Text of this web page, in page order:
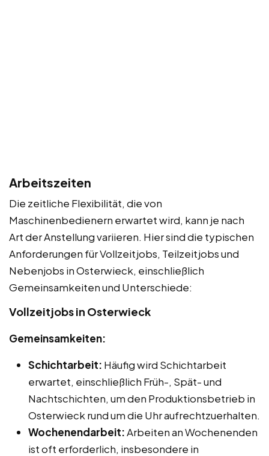
Arbeitszeiten
Die zeitliche Flexibilität, die von
Maschinenbedienern erwartet wird, kann je nach
Art der Anstellung variieren. Hier sind die typischen
Anforderungen für Vollzeitjobs, Teilzeitjobs und
Nebenjobs in Osterwieck, einschließlich
Gemeinsamkeiten und Unterschiede:
Vollzeitjobs in Osterwieck
Gemeinsamkeiten:
Schichtarbeit: Häufig wird Schichtarbeit
erwartet, einschließlich Früh-, Spät- und
Nachtschichten, um den Produktionsbetrieb in
Osterwieck rund um die Uhr aufrechtzuerhalten.
Wochenendarbeit:Arbeiten an Wochenenden
ist oft erforderlich, insbesondere in